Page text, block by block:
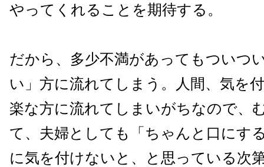
やってくれることを期待する。
だから、多少不満があってもついつ
い」方に流れてしまう。人間、気を
楽な方に流れてしまいがちなので、
て、夫婦としても「ちゃんと口にす
に気を付けないと、と思っている次